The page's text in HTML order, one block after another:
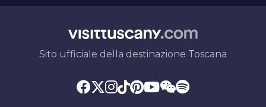
Sito ufficiale della destinazione Toscana